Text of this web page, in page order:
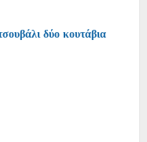
δύο κουτάβια